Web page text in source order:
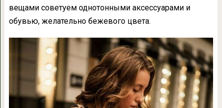
вещами советуем однотонными аксессуарами и
обувью, желательно бежевого цвета.